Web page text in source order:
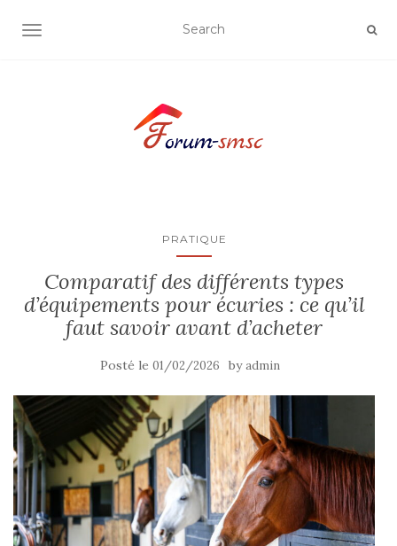
OUVRIR/FERMER LA NAVIGATION
PRATIQUE
Comparatif des différents types
d’équipements pour écuries : ce qu’il
faut savoir avant d’acheter
Posté le 01/02/2026 byadmin